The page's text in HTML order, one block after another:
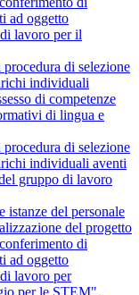
ad oggetto
lavoro per il
di selezione
individuali
di competenze
di lingua e
di selezione
individuali aventi
gruppo di lavoro
istanze del personale
del progetto
di
ad oggetto
lavoro per